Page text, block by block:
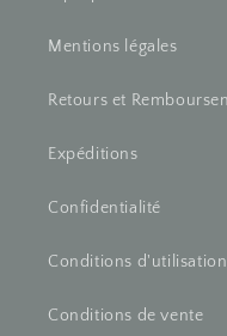
Mentions légales
Retours et
Expéditions
Confidentialité
Conditions d'utilisation
Conditions de vente